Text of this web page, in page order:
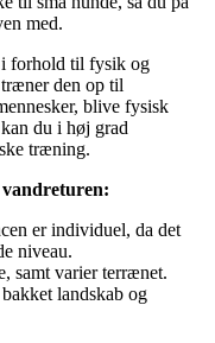
med.
forhold til fysik og
den op til
blive fysisk
du i høj grad
træning.
er individuel, da det
niveau.
samt varier terrænet.
landskab og